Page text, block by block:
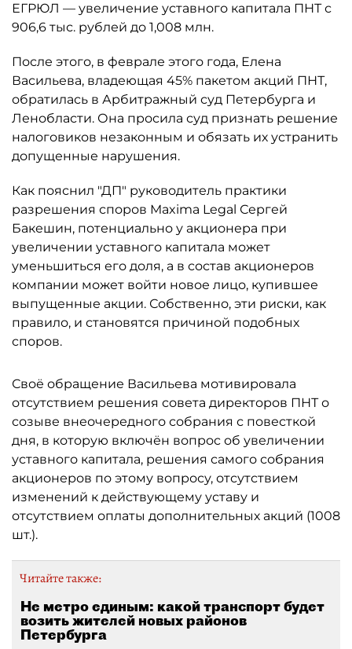
ЕГРЮЛ — увеличение уставного капитала ПНТ с
906,6 тыс. рублей до 1,008 млн.
После этого, в феврале этого года, Елена
Васильева, владеющая 45% пакетом акций ПНТ,
обратилась в Арбитражный суд Петербурга и
Ленобласти. Она просила суд признать решение
налоговиков незаконным и обязать их устранить
допущенные нарушения.
Как пояснил "ДП" руководитель практики
разрешения споров Maxima Legal Сергей
Бакешин, потенциально у акционера при
увеличении уставного капитала может
уменьшиться его доля, а в состав акционеров
компании может войти новое лицо, купившее
выпущенные акции. Собственно, эти риски, как
правило, и становятся причиной подобных
споров.
Своё обращение Васильева мотивировала
отсутствием решения совета директоров ПНТ о
созыве внеочередного собрания с повесткой
дня, в которую включён вопрос об увеличении
уставного капитала, решения самого собрания
акционеров по этому вопросу, отсутствием
изменений к действующему уставу и
отсутствием оплаты дополнительных акций (1008
шт.).
Читайте также:
Не метро единым: какой транспорт будет
возить жителей новых районов
Петербурга